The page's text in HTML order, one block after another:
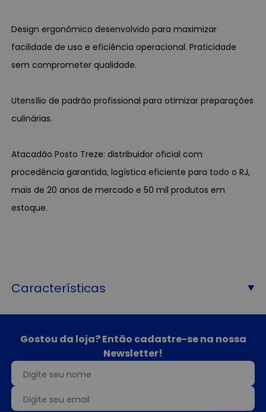
Design ergonômico desenvolvido para maximizar
facilidade de uso e eficiência operacional. Praticidade
sem comprometer qualidade.
Utensílio de padrão profissional para otimizar preparações
culinárias.
Atacadão Posto Treze: distribuidor oficial com
procedência garantida, logística eficiente para todo o RJ,
mais de 20 anos de mercado e 50 mil produtos em
estoque.
Características
Gostou da loja? Então cadastre-se na nossa
Newsletter!